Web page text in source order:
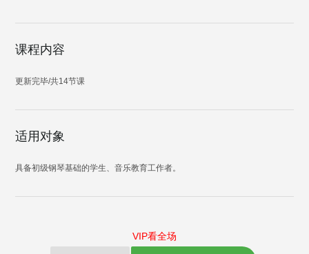
课程内容
更新完毕/共14节课
适用对象
具备初级钢琴基础的学生、音乐教育工作者。
VIP看全场